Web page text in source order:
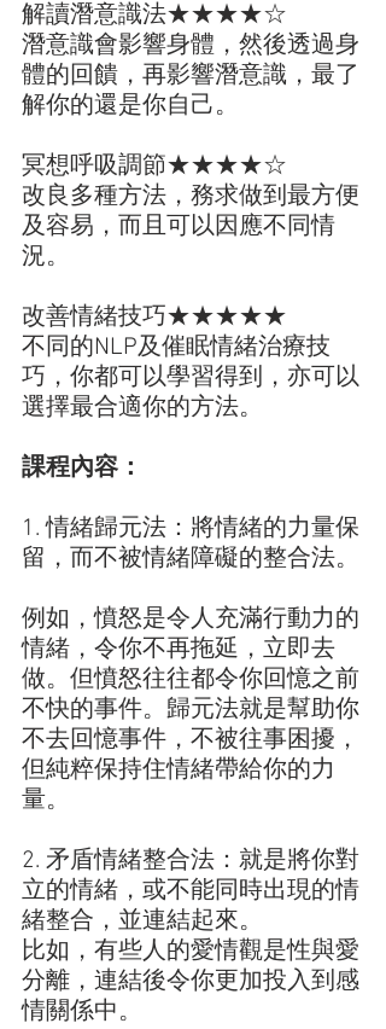
解讀潛意識法★★★★☆
潛意識會影響身體，然後透過身
體的回饋，再影響潛意識，最了
解你的還是你自己。
冥想呼吸調節★★★★☆
改良多種方法，務求做到最方便
及容易，而且可以因應不同情
況。
改善情緒技巧★★★★★
不同的NLP及催眠情緒治療技
巧，你都可以學習得到，亦可以
選擇最合適你的方法。
課程內容：
1. 情緒歸元法：將情緒的力量保
留，而不被情緒障礙的整合法。
例如，憤怒是令人充滿行動力的
情緒，令你不再拖延，立即去
做。但憤怒往往都令你回憶之前
不快的事件。歸元法就是幫助你
不去回憶事件，不被往事困擾，
但純粹保持住情緒帶給你的力
量。
2. 矛盾情緒整合法：就是將你對
立的情緒，或不能同時出現的情
緒整合，並連結起來。
比如，有些人的愛情觀是性與愛
分離，連結後令你更加投入到感
情關係中。